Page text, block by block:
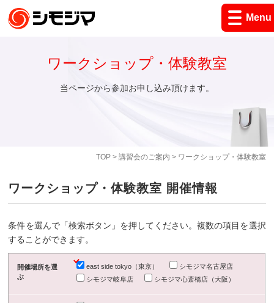
Menu
TOP> 講習会のご案内 > ワークショップ・体験教室
ワークショップ・体験教室
当ページから参加お申し込み頂けます。
ワークショップ・体験教室 開催情報
条件を選んで「検索ボタン」を押してください。複数の項目を選択
することができます。
開催場所を選
ぶ
east side tokyo（東京）
シモジマ名古屋店
シモジマ岐阜店
シモジマ心斎橋店（大阪）